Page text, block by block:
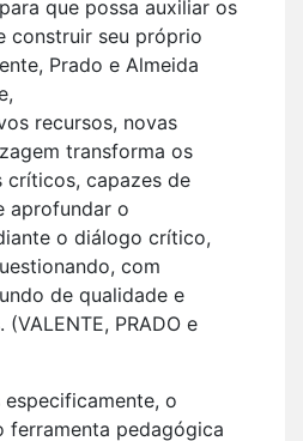
que possa auxiliar os
construir seu próprio
Prado e Almeida
recursos, novas
transforma os
críticos, capazes de
aprofundar o
o diálogo crítico,
com
de qualidade e
PRADO e
o
ferramenta pedagógica